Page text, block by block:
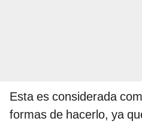
Esta es considerada
formas de hacerlo, ya